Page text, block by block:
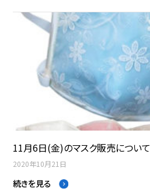
11月6日(金)のマスク販売について
2020年10月21日
続きを見る